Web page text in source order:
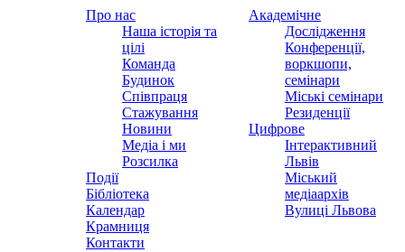
Про нас
Наша історія та
цілі
Команда
Будинок
Співпраця
Стажування
Новини
Медіа і ми
Розсилка
Події
Бібліотека
Календар
Крамниця
Контакти
Академічне
Дослідження
Конференції,
воркшопи,
семінари
Міські семінари
Резиденції
Цифрове
Інтерактивний
Львів
Міський
медіаархів
Вулиці Львова